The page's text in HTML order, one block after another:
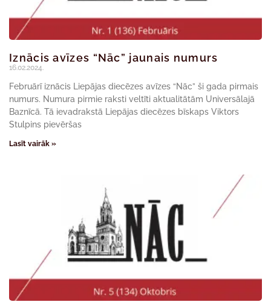
Iznācis avīzes “Nāc” jaunais numurs
16.02.2024.
Februārī iznācis Liepājas diecēzes avīzes “Nāc” ši gada pirmais
numurs. Numura pirmie raksti veltīti aktualitātām Universālajā
Baznīcā. Tā ievadrakstā Liepājas diecēzes bīskaps Viktors
Stulpins pievēršas
Lasīt vairāk »